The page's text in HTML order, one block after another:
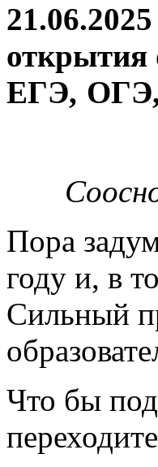
открытия
ЕГЭ,
Пора
году и, в
Сильный
Что бы